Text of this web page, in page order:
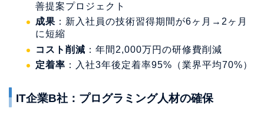
善提案プロジェクト
成果 ：新入社員の技術習得期間が6ヶ月→2ヶ月
に短縮
コスト削減 ：年間2,000万円の研修費削減
定着率 ：入社3年後定着率95%（業界平均70%）
IT企業B社：プログラミング人材の確保